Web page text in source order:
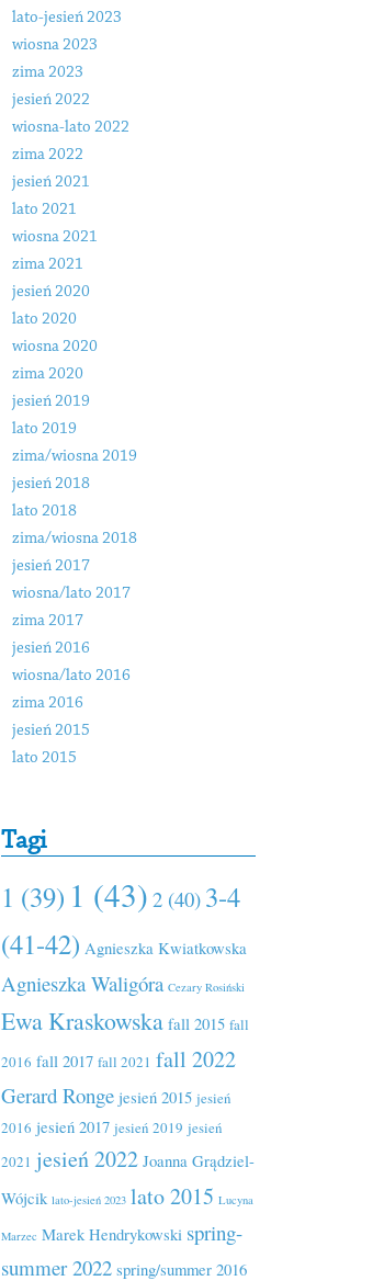
lato-jesień 2023
wiosna 2023
zima 2023
jesień 2022
wiosna-lato 2022
zima 2022
jesień 2021
lato 2021
wiosna 2021
zima 2021
jesień 2020
lato 2020
wiosna 2020
zima 2020
jesień 2019
lato 2019
zima/wiosna 2019
jesień 2018
lato 2018
zima/wiosna 2018
jesień 2017
wiosna/lato 2017
zima 2017
jesień 2016
wiosna/lato 2016
zima 2016
jesień 2015
lato 2015
Tagi
1 (39) 1 (43) 2 (40) 3-4
(41-42) Agnieszka Kwiatkowska
Agnieszka Waligóra Cezary Rosiński
Ewa Kraskowska fall 2015 fall
2016 fall 2017 fall 2021 fall 2022
Gerard Ronge jesień 2015 jesień
2016 jesień 2017 jesień 2019 jesień
2021 jesień 2022 Joanna Grądziel-
Wójcik lato-jesień 2023 lato 2015 Lucyna
Marzec Marek Hendrykowski spring-
summer 2022 spring/summer 2016